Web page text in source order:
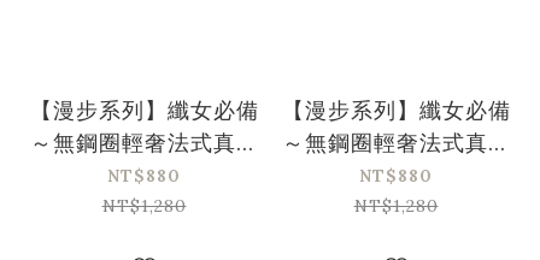
【漫步系列】纖女必備
～無鋼圈輕奢法式真絲
三角杯內衣-白色
(32/70-36/80、A-
NT$880
NT$1,280
【漫步系列】纖女必備
～無鋼圈輕奢法式真絲
三角杯內衣-黑色
(32/70-36/80、A-
NT$880
NT$1,280